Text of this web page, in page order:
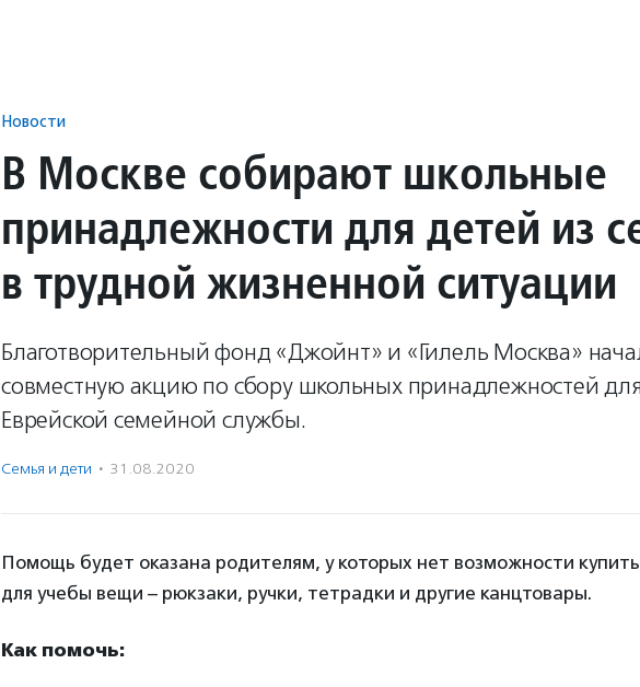
Новости
В Москве собирают школьные
принадлежности для детей из
в трудной жизненной ситуации
Благотворительный фонд «Джойнт» и «Гилель Москва»
совместную акцию по сбору школьных принадлежностей
Еврейской семейной службы.
Семья и дети · 31.08.2020
Помощь будет оказана родителям, у которых нет возможности
для учебы вещи – рюкзаки, ручки, тетрадки и другие канцтовары.
Как помочь: